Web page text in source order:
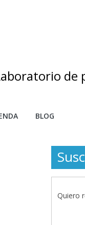
de
BLOG
Quiero